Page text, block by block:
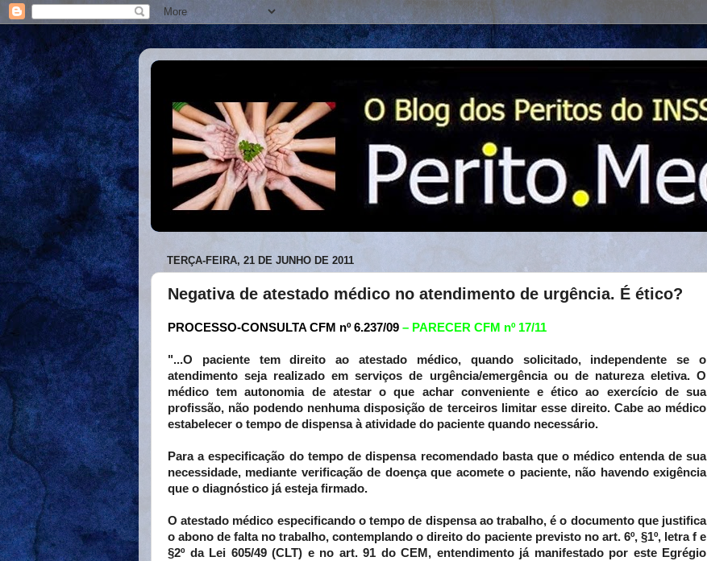
TERÇA-FEIRA, 21 DE JUNHO DE 2011
Negativa de atestado médico no atendimento de urgência. É ético?
PROCESSO-CONSULTA CFM nº 6.237/09 – PARECER CFM nº 17/11
"...O paciente tem direito ao atestado médico, quando solicitado, independente se o
atendimento seja realizado em serviços de urgência/emergência ou de natureza eletiva. O
médico tem autonomia de atestar o que achar conveniente e ético ao exercício de sua
profissão, não podendo nenhuma disposição de terceiros limitar esse direito. Cabe ao médico
estabelecer o tempo de dispensa à atividade do paciente quando necessário.
Para a especificação do tempo de dispensa recomendado basta que o médico entenda de sua
necessidade, mediante verificação de doença que acomete o paciente, não havendo exigência
que o diagnóstico já esteja firmado.
O atestado médico especificando o tempo de dispensa ao trabalho, é o documento que justifica
o abono de falta no trabalho, contemplando o direito do paciente previsto no art. 6º, §1º, letra f e
§2º da Lei 605/49 (CLT) e no art. 91 do CEM, entendimento já manifestado por este Egrégio